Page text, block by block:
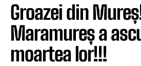
Groazei din Mureș!
Maramureș a
moartea lor!!!